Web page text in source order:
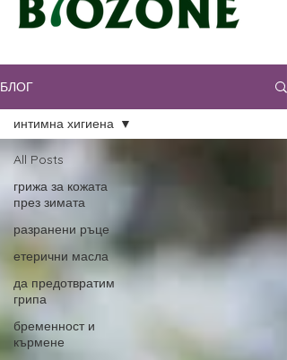
Поръчай на :
БЛОГ
All Posts
грижа за кожата
през зимата
разранени ръце
етерични масла
да предотвратим
грипа
бременност и
кърмене
интимна хигиена